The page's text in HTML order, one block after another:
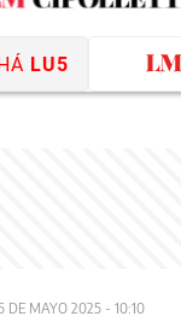
LU5
DE MAYO 2025 - 10:10